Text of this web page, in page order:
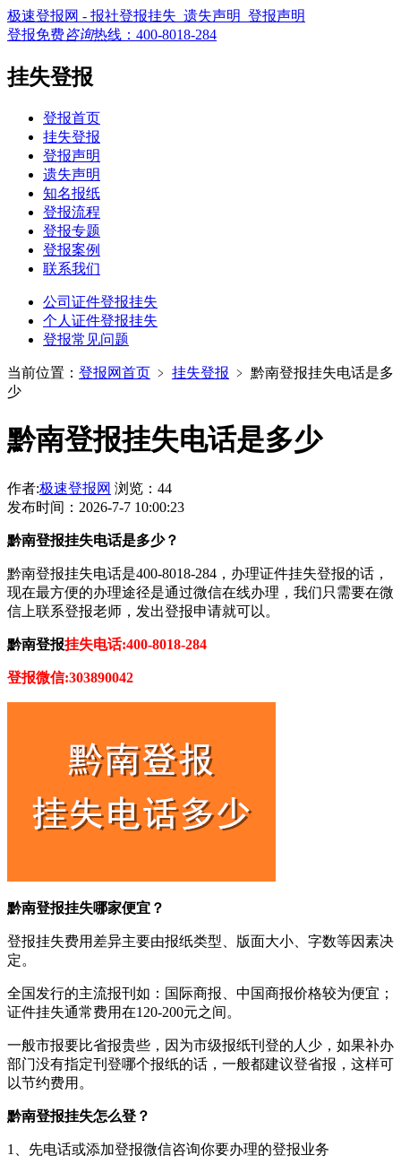
极速登报网 - 报社登报挂失_遗失声明_登报声明
登报免费咨询热线： 400-8018-284
挂失登报
登报首页
挂失登报
登报声明
遗失声明
知名报纸
登报流程
登报专题
登报案例
联系我们
公司证件登报挂失
个人证件登报挂失
登报常见问题
当前位置： 登报网首页 ﹥ 挂失登报 ﹥ 黔南登报挂失电话是多
少
黔南登报挂失电话是多少
作者:极速登报网 浏览：44
发布时间：2026-7-7 10:00:23
黔南登报挂失电话是多少？
黔南登报挂失电话是400-8018-284，办理证件挂失登报的话，
现在最方便的办理途径是通过微信在线办理，我们只需要在微
信上联系登报老师，发出登报申请就可以。
黔南登报挂失电话:400-8018-284
登报微信:303890042
黔南登报挂失哪家便宜？
登报挂失费用差异主要由报纸类型、版面大小、字数等因素决
定。
全国发行的主流报刊如：国际商报、中国商报价格较为便宜；
证件挂失通常费用在120-200元之间。
一般市报要比省报贵些，因为市级报纸刊登的人少，如果补办
部门没有指定刊登哪个报纸的话，一般都建议登省报，这样可
以节约费用。
黔南登报挂失怎么登？
1、先电话或添加登报微信咨询你要办理的登报业务